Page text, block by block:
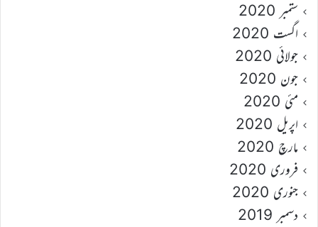
ستمبر 2020
اگست 2020
جولائی 2020
جون 2020
مئی 2020
اپریل 2020
مارچ 2020
فروری 2020
جنوری 2020
دسمبر 2019